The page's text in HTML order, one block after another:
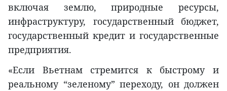
включая землю, природные ресурсы,
инфраструктуру, государственный бюджет,
государственный кредит и государственные
предприятия.
«Если Вьетнам стремится к быстрому и
реальному “зеленому” переходу, он должен